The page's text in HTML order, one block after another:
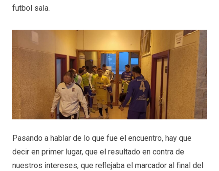
futbol sala.
Pasando a hablar de lo que fue el encuentro, hay que
decir en primer lugar, que el resultado en contra de
nuestros intereses, que reflejaba el marcador al final del